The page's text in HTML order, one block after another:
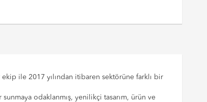
ile 2017 yılından itibaren sektörüne farklı bir
odaklanmış, yenilikçi tasarım, ürün ve